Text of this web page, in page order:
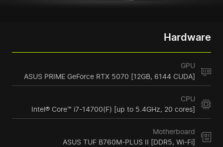
Hardware
ASUS PRIME GeForce RTX 5070 [12GB, 6144 CUDA]
Intel® Core™ i7-14700(F) [up to 5.4GHz, 20 cores]
ASUS TUF B760M-PLUS II [DDR5, Wi-Fi]